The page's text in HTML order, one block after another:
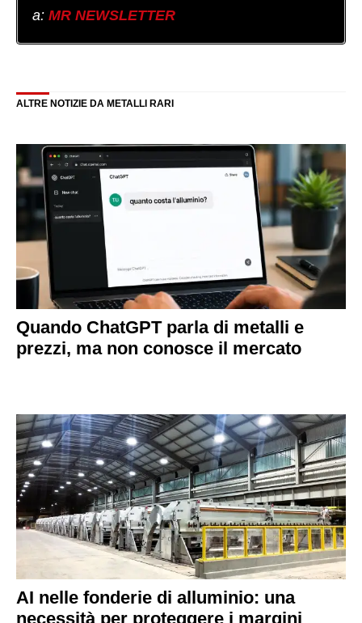
a: MR NEWSLETTER
ALTRE NOTIZIE DA METALLI RARI
Quando ChatGPT parla di metalli e
prezzi, ma non conosce il mercato
AI nelle fonderie di alluminio: una
necessità per proteggere i margini